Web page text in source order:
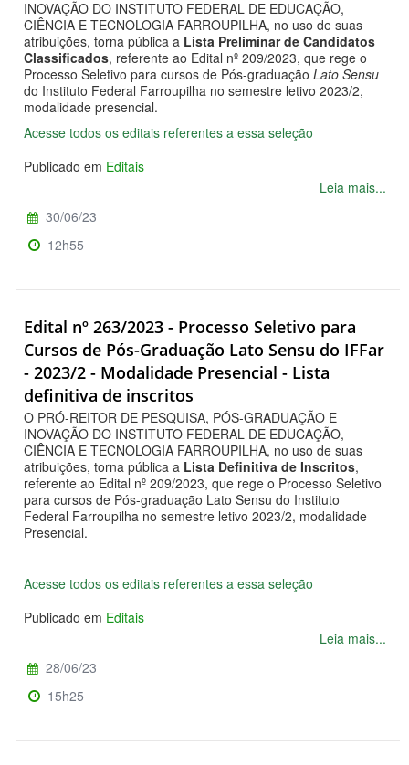
INOVAÇÃO DO INSTITUTO FEDERAL DE EDUCAÇÃO,
CIÊNCIA E TECNOLOGIA FARROUPILHA, no uso de suas
atribuições, torna pública a Lista Preliminar de Candidatos
Classificados, referente ao Edital nº 209/2023, que rege o
Processo Seletivo para cursos de Pós-graduação Lato Sensu
do Instituto Federal Farroupilha no semestre letivo 2023/2,
modalidade presencial.
Acesse todos os editais referentes a essa seleção
Publicado em Editais
Leia mais...
30/06/23
12h55
Edital nº 263/2023 - Processo Seletivo para
Cursos de Pós-Graduação Lato Sensu do IFFar
- 2023/2 - Modalidade Presencial - Lista
definitiva de inscritos
O PRÓ-REITOR DE PESQUISA, PÓS-GRADUAÇÃO E
INOVAÇÃO DO INSTITUTO FEDERAL DE EDUCAÇÃO,
CIÊNCIA E TECNOLOGIA FARROUPILHA, no uso de suas
atribuições, torna pública a Lista Definitiva de Inscritos,
referente ao Edital nº 209/2023, que rege o Processo Seletivo
para cursos de Pós-graduação Lato Sensu do Instituto
Federal Farroupilha no semestre letivo 2023/2, modalidade
Presencial.
Acesse todos os editais referentes a essa seleção
Publicado em Editais
Leia mais...
28/06/23
15h25